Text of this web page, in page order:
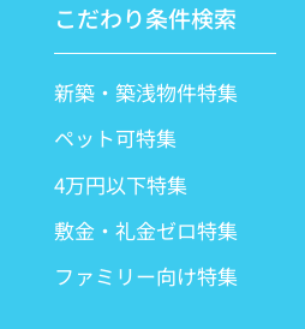
こだわり条件検索
新築・築浅物件特集
ペット可特集
4万円以下特集
敷金・礼金ゼロ特集
ファミリー向け特集